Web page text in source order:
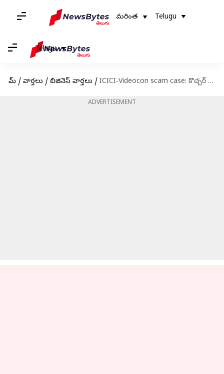
మరింత Telugu
Telugu
హోమ్ / వార్తలు / బిజినెస్ వార్తలు / ICICI-Videocon scam case: కొచ్చర్ దంపతులు, ధూత్‌లపై చార్జిషీట్ దాఖలు చేసిన సీబీఐ
ADVERTISEMENT